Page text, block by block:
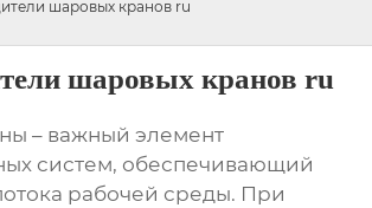
шаровых кранов ru
шаровых кранов ru
– важный элемент
систем, обеспечивающий
рабочей среды. При